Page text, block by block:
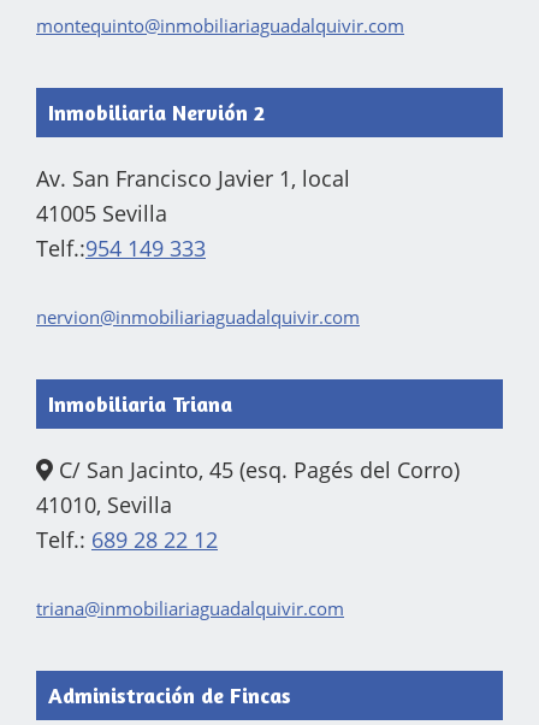
montequinto@inmobiliariaguadalquivir.com
Inmobiliaria Nervión 2
Av. San Francisco Javier 1, local
41005 Sevilla
Telf.:954 149 333
nervion@inmobiliariaguadalquivir.com
Inmobiliaria Triana
C/ San Jacinto, 45 (esq. Pagés del Corro)
41010, Sevilla
Telf.: 689 28 22 12
triana@inmobiliariaguadalquivir.com
Administración de Fincas